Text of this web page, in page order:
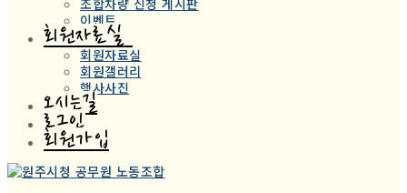
조합차량 신청 게시판
이벤트
회원자료실
회원자료실
회원갤러리
행사사진
오시는길
로그인
회원가입